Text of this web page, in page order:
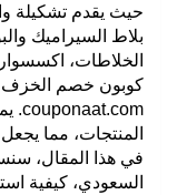
حيث يقدم تشكيلة
بلاط السيراميك
الخلاطات،
كوبون خصم الخزف
couponaat.com.
المنتجات، مما
في هذا المقال،
السعودي، كيفية